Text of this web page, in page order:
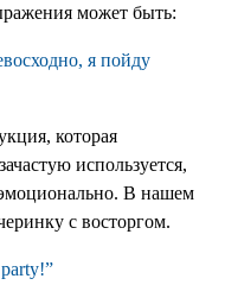
может быть:
я пойду
которая
используется,
эмоционально. В нашем
с восторгом.